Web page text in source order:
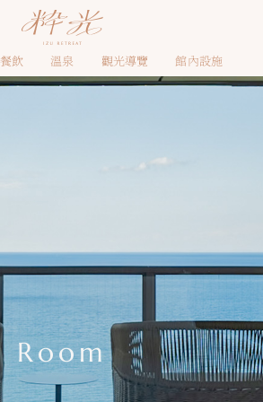
餐飲 溫泉 觀光導覽 館內設施
Room